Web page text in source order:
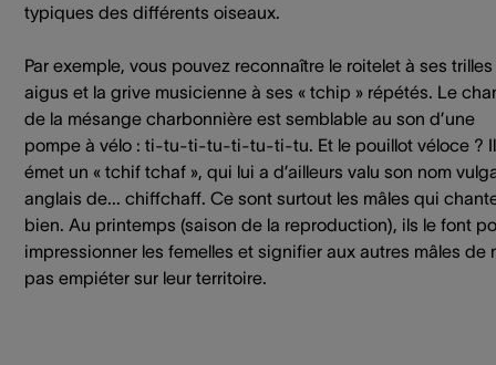
typiques des différents oiseaux.
Par exemple, vous pouvez reconnaître le roitelet à ses trilles
aigus et la grive musicienne à ses « tchip » répétés. Le
de la mésange charbonnière est semblable au son d’une
pompe à vélo : ti-tu-ti-tu-ti-tu-ti-tu. Et le pouillot véloce ? Il
émet un « tchif tchaf », qui lui a d’ailleurs valu son nom
anglais de... chiffchaff. Ce sont surtout les mâles qui
bien. Au printemps (saison de la reproduction), ils le font
impressionner les femelles et signifier aux autres mâles de
pas empiéter sur leur territoire.